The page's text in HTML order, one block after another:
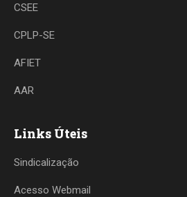
CSEE
CPLP-SE
AFIET
AAR
Links Úteis
Sindicalização
Acesso Webmail